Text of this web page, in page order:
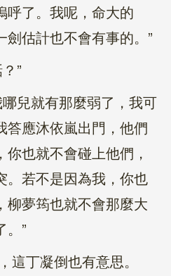
呼了。我呢，命大的
估計也不會有事的。”
”
就有那麼弱了，我可
答應沐依嵐出門，他們
也就不會碰上他們，
。若不是因為我，你也
柳夢筠也就不會那麼大
。”
丁凝倒也有意思。